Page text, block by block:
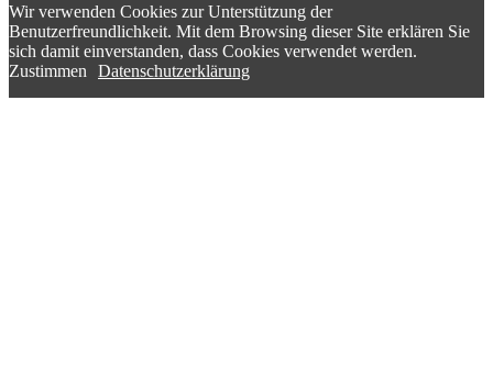
Wir verwenden Cookies zur Unterstützung der
Benutzerfreundlichkeit. Mit dem Browsing dieser Site erklären Sie
sich damit einverstanden, dass Cookies verwendet werden.
Zustimmen
Datenschutzerklärung